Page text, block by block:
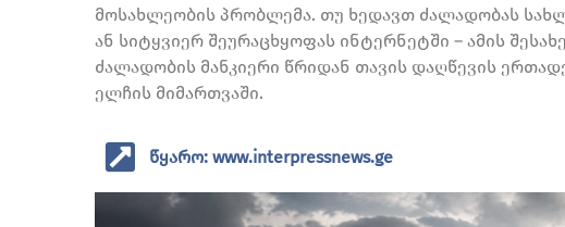
მოსახლეობის პრობლემა. თუ ხედავთ ძალადობას
ან სიტყვიერ შეურაცხყოფას ინტერნეტში – ამის
ძალადობის მანკიერი წრიდან თავის დაღწევის
ელჩის მიმართვაში.
წყარო: www.interpressnews.ge